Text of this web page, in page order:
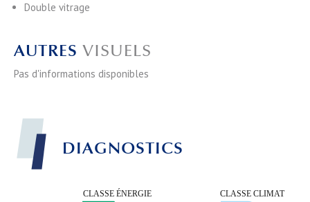
Double vitrage
AUTRES VISUELS
Pas d'informations disponibles
DIAGNOSTICS